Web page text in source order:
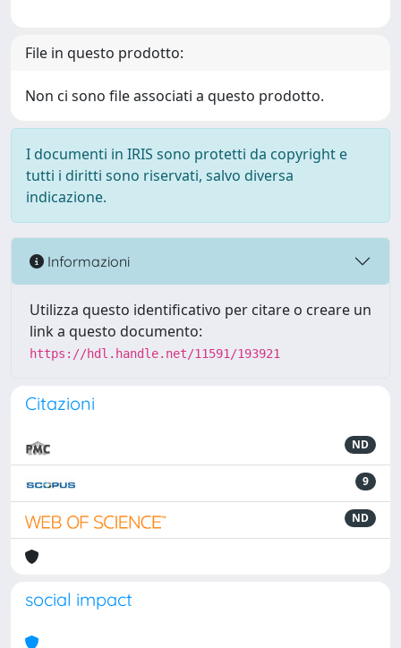
File in questo prodotto:
Non ci sono file associati a questo prodotto.
I documenti in IRIS sono protetti da copyright e
tutti i diritti sono riservati, salvo diversa
indicazione.
Informazioni
Utilizza questo identificativo per citare o creare un
link a questo documento:
https://hdl.handle.net/11591/193921
Citazioni
ND
9
ND
social impact